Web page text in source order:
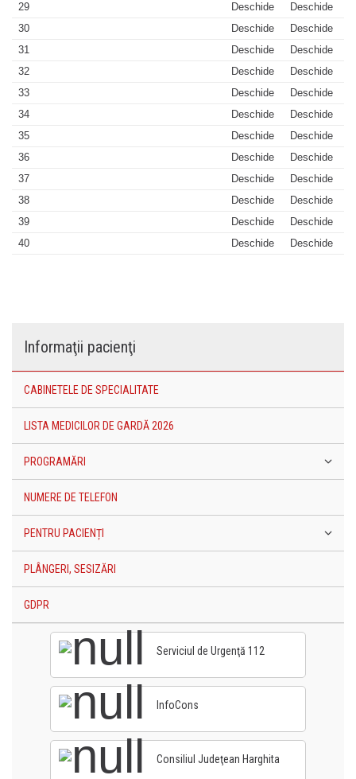
29
Deschide
Deschide
30
Deschide
Deschide
31
Deschide
Deschide
32
Deschide
Deschide
33
Deschide
Deschide
34
Deschide
Deschide
35
Deschide
Deschide
36
Deschide
Deschide
37
Deschide
Deschide
38
Deschide
Deschide
39
Deschide
Deschide
40
Deschide Deschide
Informaţii pacienţi
CABINETELE DE SPECIALITATE
LISTA MEDICILOR DE GARDĂ 2026
PROGRAMĂRI
NUMERE DE TELEFON
PENTRU PACIENȚI
PLÂNGERI, SESIZĂRI
GDPR
Serviciul de Urgenţă 112
InfoCons
Consiliul Judeţean Harghita